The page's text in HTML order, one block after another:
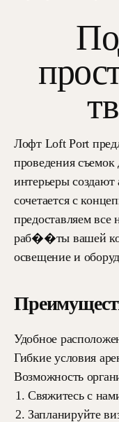
Лофт Loft Port
проведения
интерьеры создают
сочетается с
предоставляем
раб��ты вашей
освещение и
Удобное
Гибкие условия
Возможность
Свяжитесь с
Запланируйте